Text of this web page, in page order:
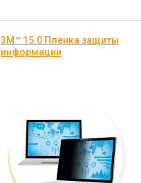
3М™ 15.0 Пленка защиты
информации